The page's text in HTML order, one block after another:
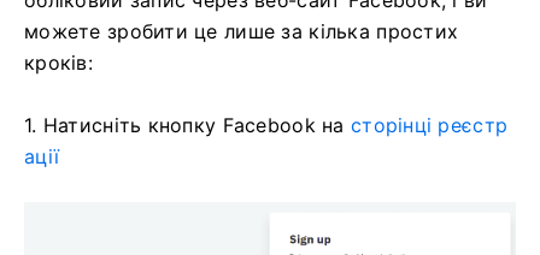
можете зробити це лише за кілька простих
кроків:
1. Натисніть кнопку Facebook на сторінці реєстр
ації